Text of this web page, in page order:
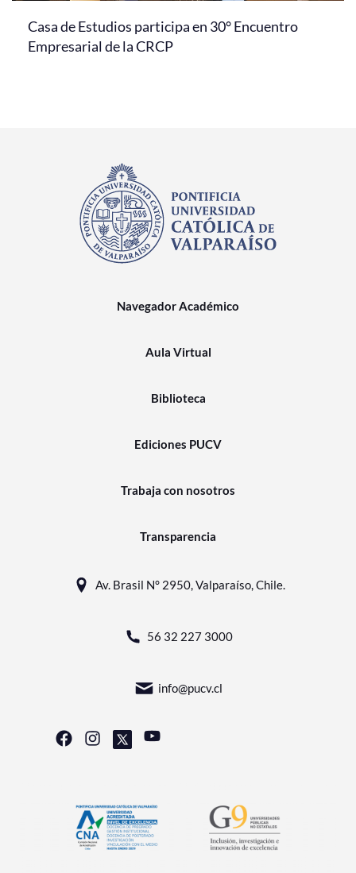
Casa de Estudios participa en 30° Encuentro
Empresarial de la CRCP
Navegador Académico
Aula Virtual
Biblioteca
Ediciones PUCV
Trabaja con nosotros
Transparencia
Av. Brasil N° 2950, Valparaíso, Chile.
56 32 227 3000
info@pucv.cl